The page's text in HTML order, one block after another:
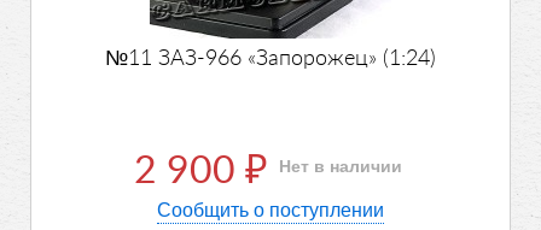
№11 ЗАЗ-966 «Запорожец» (1:24)
2 900 ₽ Нет в наличии
Сообщить о поступлении